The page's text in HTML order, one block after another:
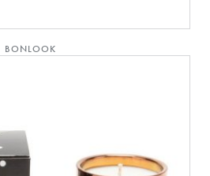
BONLOOK